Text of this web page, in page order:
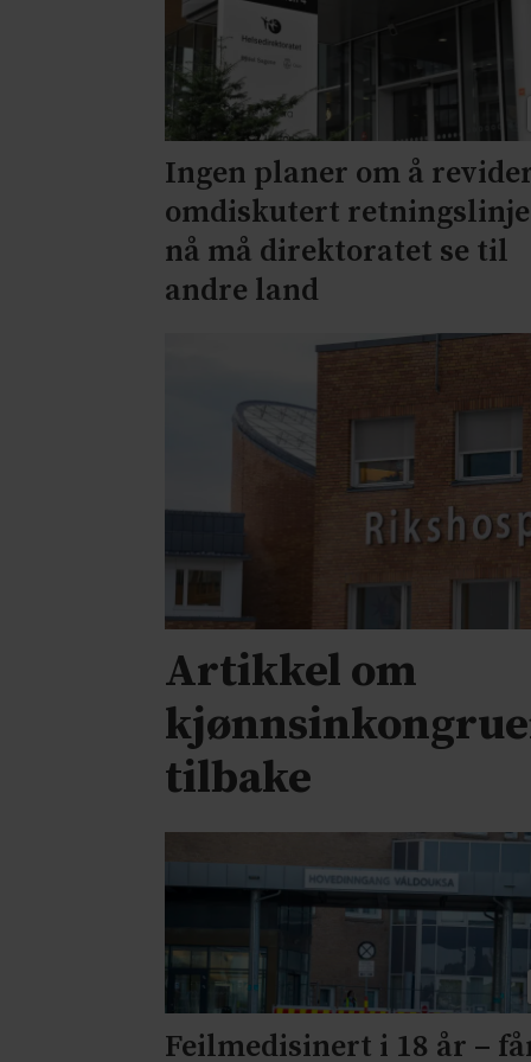
Ingen planer om å
omdiskutert
nå må direktoratet se til
andre land
Artikkel om
tilbake
Feilmedisinert i 18 år –